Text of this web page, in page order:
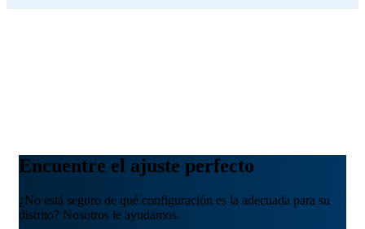
Encuentre el ajuste perfecto
¿No está seguro de qué configuración es la adecuada para su
distrito? Nosotros le ayudamos.